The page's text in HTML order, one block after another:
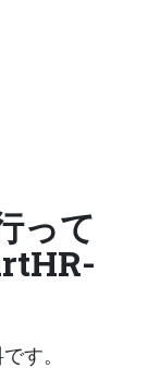
って
す。